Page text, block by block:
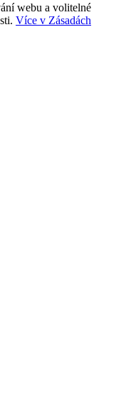
webu a volitelné
Více v Zásadách